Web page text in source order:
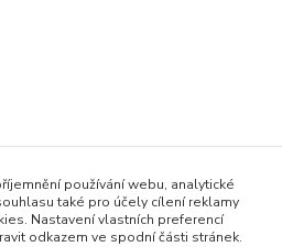
používání webu, analytické
také pro účely cílení reklamy
Nastavení vlastních preferencí
odkazem ve spodní části stránek.